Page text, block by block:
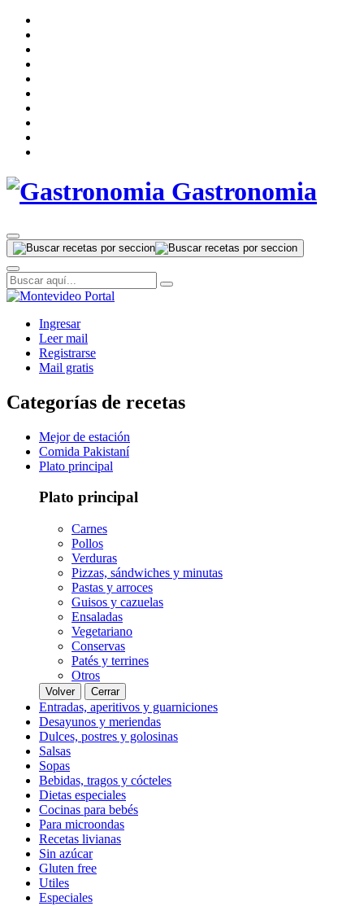
Gastronomia
Ingresar
Leer mail
Registrarse
Mail gratis
Categorías de recetas
Mejor de estación
Comida Pakistaní
Plato principal
Plato principal
Carnes
Pollos
Verduras
Pizzas, sándwiches y minutas
Pastas y arroces
Guisos y cazuelas
Ensaladas
Vegetariano
Conservas
Patés y terrines
Otros
Volver Cerrar
Entradas, aperitivos y guarniciones
Desayunos y meriendas
Dulces, postres y golosinas
Salsas
Sopas
Bebidas, tragos y cócteles
Dietas especiales
Cocinas para bebés
Para microondas
Recetas livianas
Sin azúcar
Gluten free
Utiles
Especiales